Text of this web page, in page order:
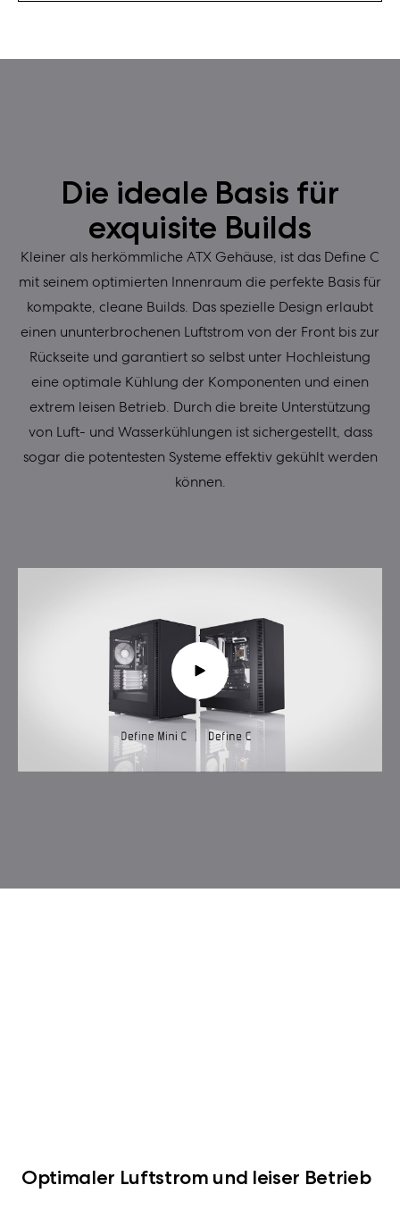
Die ideale Basis für
exquisite Builds
Kleiner als herkömmliche ATX Gehäuse, ist das Define C
mit seinem optimierten Innenraum die perfekte Basis für
kompakte, cleane Builds. Das spezielle Design erlaubt
einen ununterbrochenen Luftstrom von der Front bis zur
Rückseite und garantiert so selbst unter Hochleistung
eine optimale Kühlung der Komponenten und einen
extrem leisen Betrieb. Durch die breite Unterstützung
von Luft- und Wasserkühlungen ist sichergestellt, dass
sogar die potentesten Systeme effektiv gekühlt werden
können.
Optimaler Luftstrom und leiser Betrieb